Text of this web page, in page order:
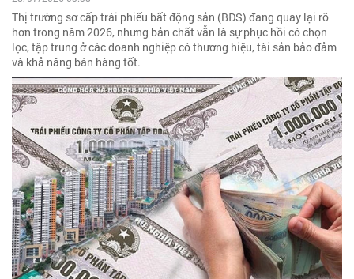
Thị trường sơ cấp trái phiếu bất động sản (BĐS) đang quay lại rõ
hơn trong năm 2026, nhưng bản chất vẫn là sự phục hồi có chọn
lọc, tập trung ở các doanh nghiệp có thương hiệu, tài sản bảo đảm
và khả năng bán hàng tốt.